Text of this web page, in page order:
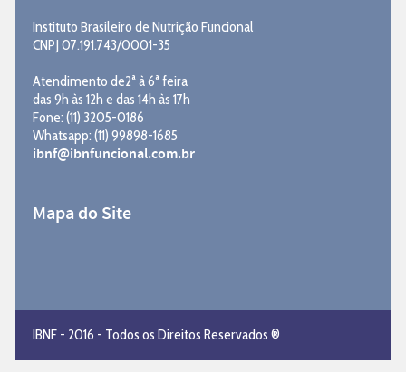
Instituto Brasileiro de Nutrição Funcional
CNPJ 07.191.743/0001-35
Atendimento de2ª à 6ª feira
das 9h às 12h e das 14h às 17h
Fone: (11) 3205-0186
Whatsapp: (11) 99898-1685
ibnf@ibnfuncional.com.br
Mapa do Site
IBNF - 2016 - Todos os Direitos Reservados ®